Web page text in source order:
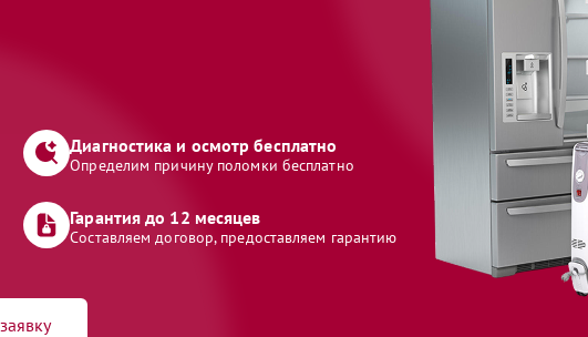
Диагностика и осмотр бесплатно
Определим причину поломки бесплатно
Гарантия до 12 месяцев
Составляем договор, предоставляем гарантию